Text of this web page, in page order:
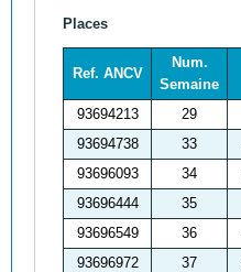
Places
Ref. ANCV
Num.
Semaine
93694213
29
93694738
33
93696093
34
93696444
35
93696549
36
93696972
37